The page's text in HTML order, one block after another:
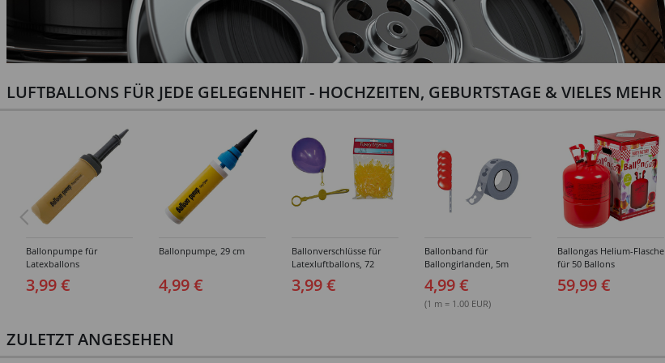
LUFTBALLONS FÜR JEDE GELEGENHEIT - HOCHZEITEN, GEBURTSTAGE & VIELES MEHR
Ballonpumpe für
Latexballons
3,99 €
Ballonpumpe, 29 cm
4,99 €
Ballonverschlüsse für
Latexluftballons, 72
Stück
3,99 €
Ballonband für
Ballongirlanden, 5m
Deko-Band aus PVC
4,99 €
(1 m = 1.00 EUR)
Ballongas Helium-Flasche
für 50 Ballons
59,99 €
ZULETZT ANGESEHEN